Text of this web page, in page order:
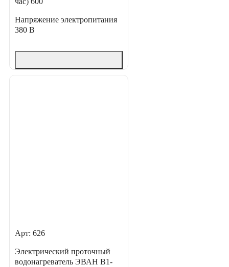
Напряжение электропитания
380 В
Арт: 626
Электрический проточный
водонагреватель ЭВАН В1-